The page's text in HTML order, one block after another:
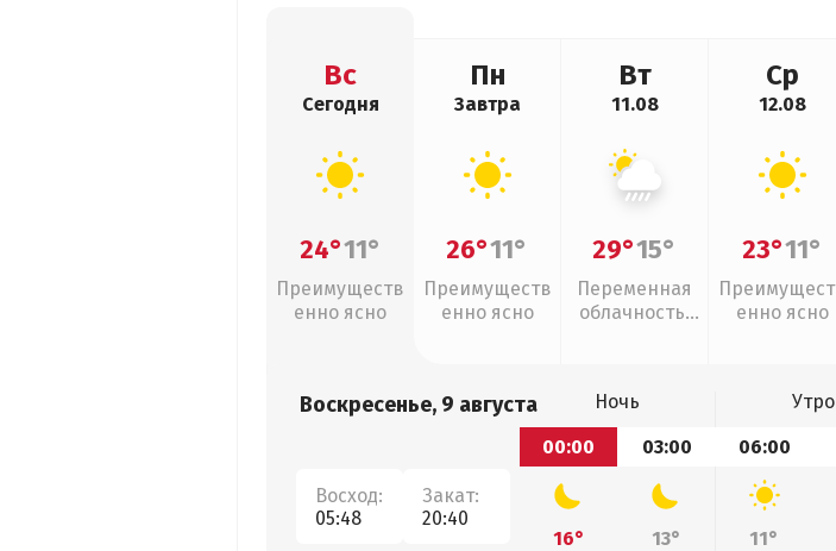
Вс
Сегодня
24°11°
Преимуществ
енно ясно
Пн
Завтра
26°11°
Преимуществ
енно ясно
Вт
11.08
29°15°
Переменная
облачность,
Ср
12.08
23°11°
енно ясно
Воскресенье, 9 августа
Восход:
05:48
Закат:
20:40
Ночь Утро
00:00
03:00 06:00
16° 13° 11°